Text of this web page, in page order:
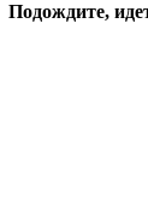
Подождите,